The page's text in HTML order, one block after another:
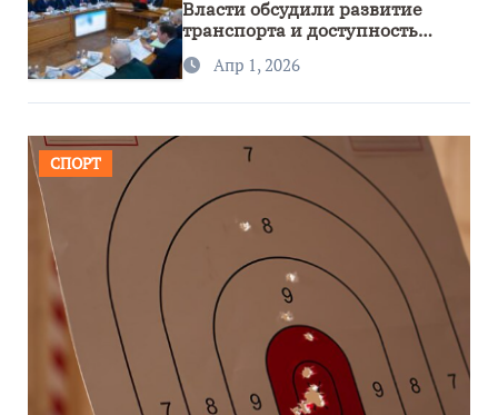
Власти обсудили развитие
транспорта и доступность
региона
Апр 1, 2026
СПОРТ